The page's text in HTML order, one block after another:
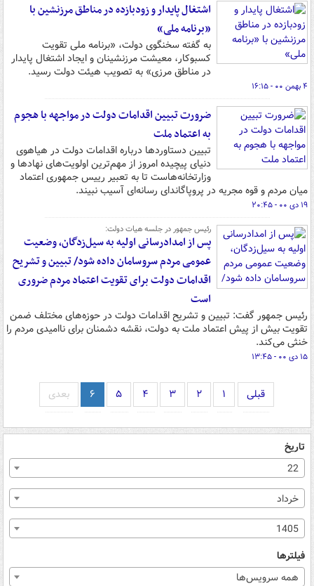
اشتغال پایدار و زودبازده در مناطق مرزنشین با
«برنامه ملی»
به گفته سخنگوی دولت، «برنامه ملی تقویت
کسبوکار، معیشت مرزنشینان و ایجاد اشتغال پایدار
در مناطق مرزی» به تصویب هیئت دولت رسید.
۴ بهمن ۰۰ - ۱۶:۱۵
ضرورت تبیین اقدامات دولت در مواجهه با هجوم
به اعتماد ملت
تبیین دستاوردها درباره اقدامات دولت در هیاهوی
دنیای پیچیده امروز از مهم‌ترین اولویت‌های نهادها و
وزارتخانه‌هاست تا به تعبیر رییس جمهوری اعتماد
میان مردم و قوه مجریه در پروپاگاندای رسانه‌ای آسیب نبیند.
۱۹ دی ۰۰ - ۲۰:۴۵
رئیس جمهور در جلسه هیات دولت:
پس از امدادرسانی اولیه به سیل‌زدگان، وضعیت
عمومی مردم سروسامان داده شود/ تبیین و تشریح
اقدامات دولت برای تقویت اعتماد مردم ضروری
است
رئیس جمهور گفت: تبیین و تشریح اقدامات دولت در حوزه‌های مختلف ضمن
تقویت بیش از پیش اعتماد ملت به دولت، نقشه دشمنان برای ناامیدی مردم را
خنثی می‌کند.
۱۵ دی ۰۰ - ۱۳:۴۵
قبلی ۱ ۲ ۳ ۴ ۵ ۶ بعدی
تاریخ
22
خرداد
1405
فیلترها
همه سرویس‌ها